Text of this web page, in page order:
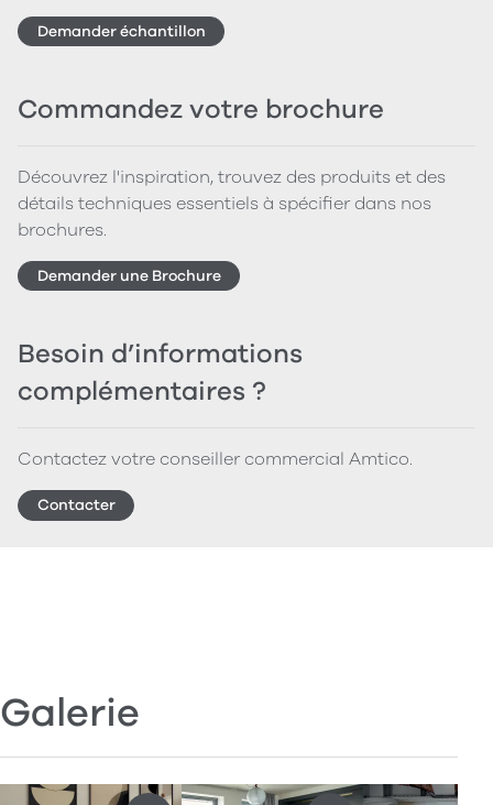
Demander échantillon
Commandez votre brochure
Découvrez l'inspiration, trouvez des produits et des
détails techniques essentiels à spécifier dans nos
brochures.
Demander une Brochure
Besoin d’informations
complémentaires ?
Contactez votre conseiller commercial Amtico.
Contacter
Galerie